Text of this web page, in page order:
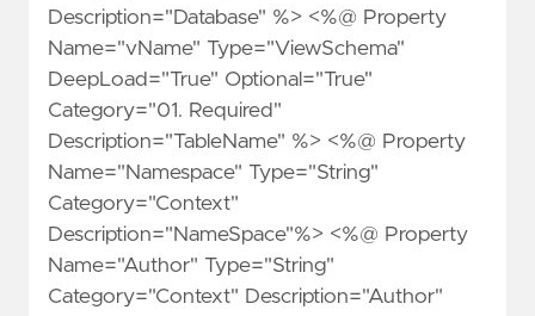
Description="Database" %> <%@ Property
Name="vName" Type="ViewSchema"
DeepLoad="True" Optional="True"
Category="01. Required"
Description="TableName" %> <%@ Property
Name="Namespace" Type="String"
Category="Context"
Description="NameSpace"%> <%@ Property
Name="Author" Type="String"
Category="Context" Description="Author"